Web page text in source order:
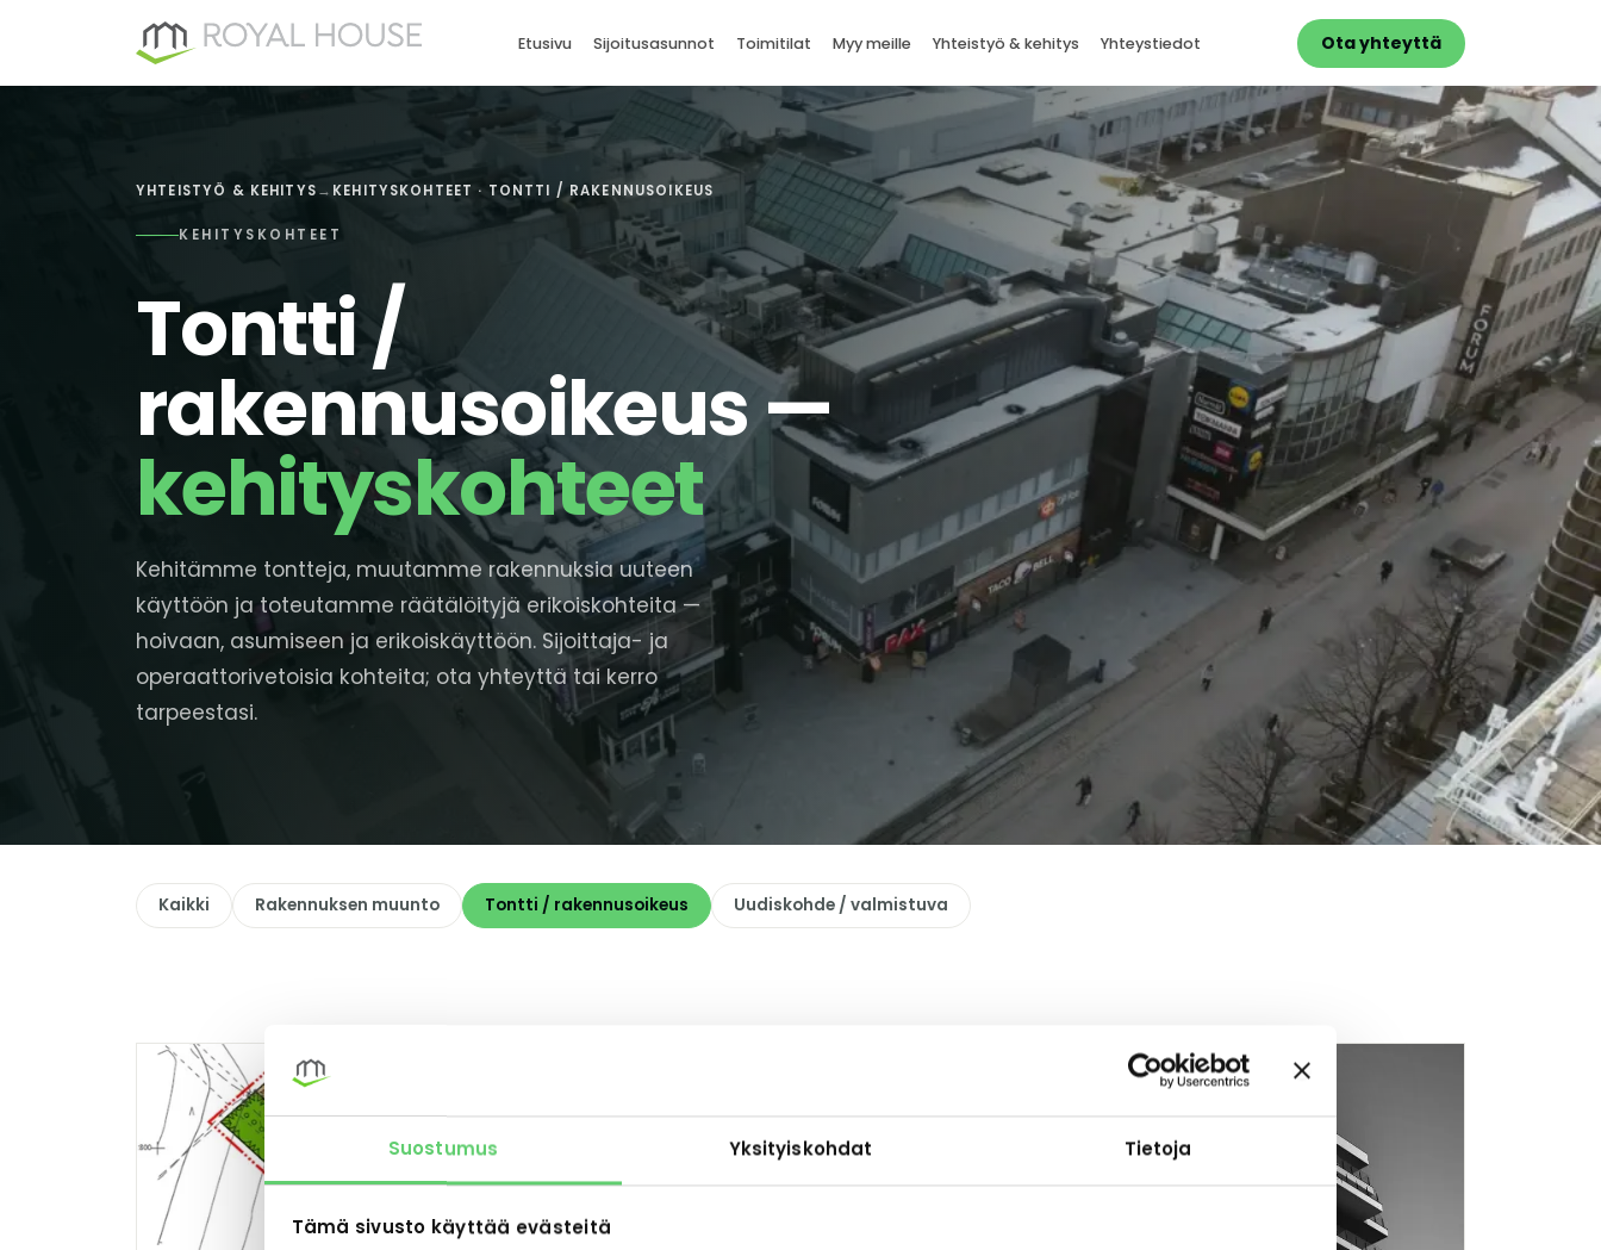
Suostumus Yksityiskohdat Tietoja
Tämä sivusto käyttää evästeitä
Etusivu Sijoitusasunnot Toimitilat Myy meille Yhteistyö & kehitys Yhteystiedot Ota yhteyttä
YHTEISTYÖ & KEHITYS→ KEHITYSKOHTEET · TONTTI / RAKENNUSOIKEUS
KEHITYSKOHTEET
Tontti /
rakennusoikeus —
kehityskohteet
Kehitämme tontteja, muutamme rakennuksia uuteen
käyttöön ja toteutamme räätälöityjä erikoiskohteita —
hoivaan, asumiseen ja erikoiskäyttöön. Sijoittaja- ja
operaattorivetoisia kohteita; ota yhteyttä tai kerro
tarpeestasi.
Kaikki Rakennuksen muunto Tontti / rakennusoikeus Uudiskohde / valmistuva